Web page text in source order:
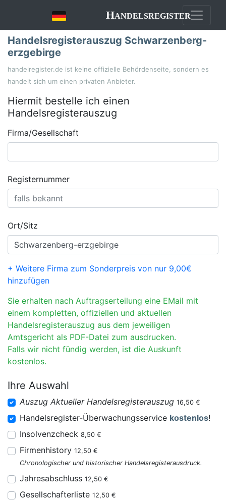
Handelsregister
Handelsregisterauszug Schwarzenberg-
erzgebirge
handelregister.de ist keine offizielle Behördenseite, sondern es
handelt sich um einen privaten Anbieter.
Hiermit bestelle ich einen
Handelsregisterauszug
Firma/Gesellschaft
Registernummer
Ort/Sitz
+ Weitere Firma zum Sonderpreis von nur 9,00€
hinzufügen
Sie erhalten nach Auftragserteilung eine EMail mit
einem kompletten, offiziellen und aktuellen
Handelsregisterauszug aus dem jeweiligen
Amtsgericht als PDF-Datei zum ausdrucken.
Falls wir nicht fündig werden, ist die Auskunft
kostenlos.
Ihre Auswahl
Auszug Aktueller Handelsregisterauszug 16,50 €
Handelsregister-Überwachungsservice kostenlos!
Insolvenzcheck 8,50 €
Firmenhistory 12,50 €
Chronologischer und historischer Handelsregisterausdruck.
Jahresabschluss 12,50 €
Gesellschafterliste 12,50 €